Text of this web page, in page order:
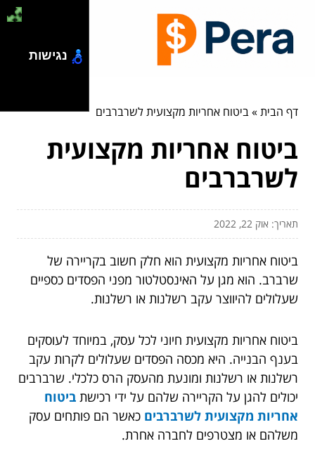
דף הבית»ביטוח אחריות מקצועית לשרברבים
ביטוח אחריות מקצועית
לשרברבים
תאריך: אוק 22, 2022
ביטוח אחריות מקצועית הוא חלק חשוב בקריירה של
שרברב. הוא מגן על האינסטלטור מפני הפסדים כספיים
שעלולים להיווצר עקב רשלנות או רשלנות.
ביטוח אחריות מקצועית חיוני לכל עסק, במיוחד לעוסקים
בענף הבנייה. היא מכסה הפסדים שעלולים לקרות עקב
רשלנות או רשלנות ומונעת מהעסק הרס כלכלי. שרברבים
יכולים להגן על הקריירה שלהם על ידי רכישת ביטוח
אחריות מקצועית לשרברבים כאשר הם פותחים עסק
משלהם או מצטרפים לחברה אחרת.
נגישות